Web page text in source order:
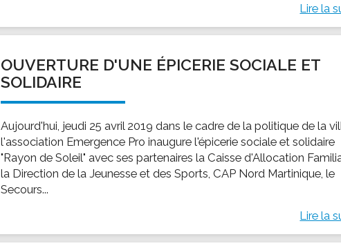
Lire la
OUVERTURE D'UNE ÉPICERIE SOCIALE ET
SOLIDAIRE
Aujourd'hui, jeudi 25 avril 2019 dans le cadre de la politique de la
l'association Emergence Pro inaugure l'épicerie sociale et solidaire
"Rayon de Soleil" avec ses partenaires la Caisse d'Allocation
la Direction de la Jeunesse et des Sports, CAP Nord Martinique, le
Secours...
Lire la